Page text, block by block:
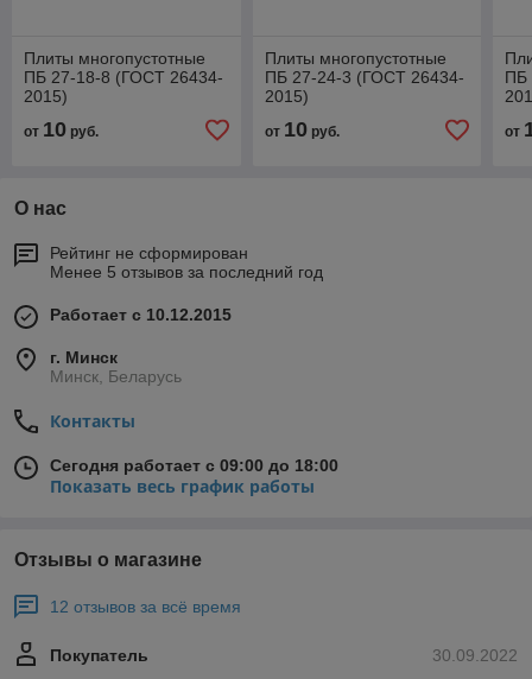
Плиты многопустотные
ПБ 27-18-8 (ГОСТ 26434-
2015)
от 10 руб.
Плиты многопустотные
ПБ 27-24-3 (ГОСТ 26434-
2015)
от 10руб.
ПБ
от
О нас
Рейтинг не сформирован
Менее 5 отзывов за последний год
Работает с 10.12.2015
г. Минск
Минск, Беларусь
Контакты
Сегодня работает с 09:00 до 18:00
Показать весь график работы
Отзывы о магазине
12 отзывов за всё время
30.09.2022
Покупатель